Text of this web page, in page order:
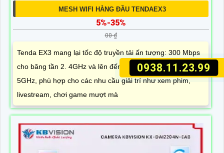
0938.11.23.99
MESH WIFI HÀNG ĐẦU TENDAEX3
5%-35%
00 ₫
Tenda EX3 mang lại tốc độ truyền tải ấn tượng: 300 Mbps
cho băng tần 2. 4GHz và lên đến 1201 Mbps cho băng tần
5GHz, phù hợp cho các nhu cầu giải trí như xem phim,
livestream, chơi game mượt mà